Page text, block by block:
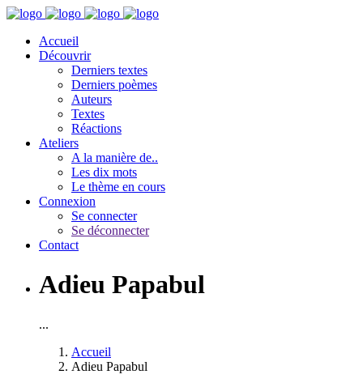
Accueil
Découvrir
Derniers textes
Derniers poèmes
Auteurs
Textes
Réactions
Ateliers
A la manière de..
Les dix mots
Le thème en cours
Connexion
Se connecter
Se déconnecter
Contact
Adieu Papabul
...
Accueil
Adieu Papabul